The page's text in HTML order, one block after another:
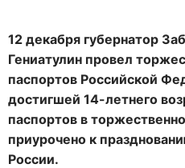
12 декабря губернатор
Гениатулин провел
паспортов Российской
достигшей 14-летнего
паспортов в
приурочено к
России.